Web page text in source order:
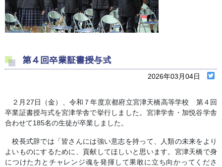
第４回卒業証書授与式
2026年03月04日
２月 27日（金）、令和７年度京都府立宮津天橋高等学校 第４回
卒業証書授与式を宮津学舎で挙行しました。宮津学舎・加悦谷学舎
合わせて185名の生徒が卒業しました。
校長式辞では「皆さんには強い意志を持って、人類の未来をより
よいものにするために、貢献してほしいと思います。宮津天橋で身
につけた力とチャレンジ魂を発揮して果敢に立ち向かってくださ